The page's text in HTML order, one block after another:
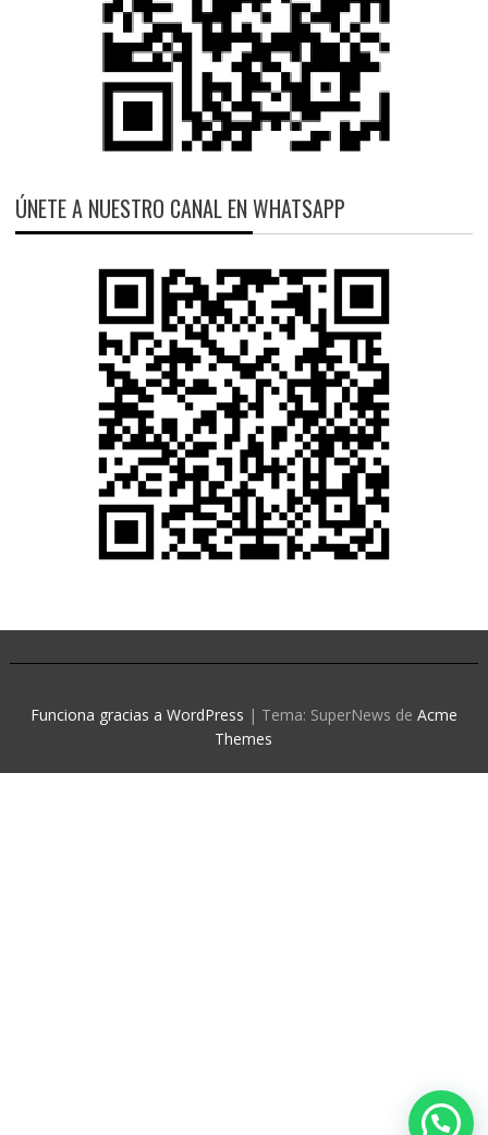
ÚNETE A NUESTRO CANAL EN WHATSAPP
Funciona gracias a WordPress | Tema: SuperNews de Acme
Themes